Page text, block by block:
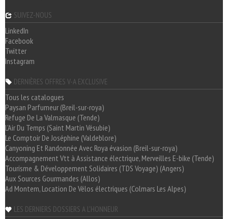
SUIVEZ-NOUS
LinkedIn
Facebook
Twitter
Instagram
DERNIÈRES OFFRES V-A EXCLUSIVE
Tous les catalogues
Paysan Parfumeur (Breil-sur-roya)
Refuge De La Valmasque (Tende)
L'Air Du Temps (Saint Martin Vésubie)
Le Comptoir De Joséphine (Valdeblore)
Canyoning Et Randonnée Avec Roya évasion (Breil-sur-roya)
Accompagnement Vtt à Assistance électrique, Merveilles E-bike (Tende)
Tourisme & Développement Solidaires (TDS Voyage) (Angers)
Aux Sources Gourmandes (Allos)
Ad Montem, Location De Vélos électriques (Colmars Les Alpes)
LES DERNIERS DOSSIERS A L'HONNEUR